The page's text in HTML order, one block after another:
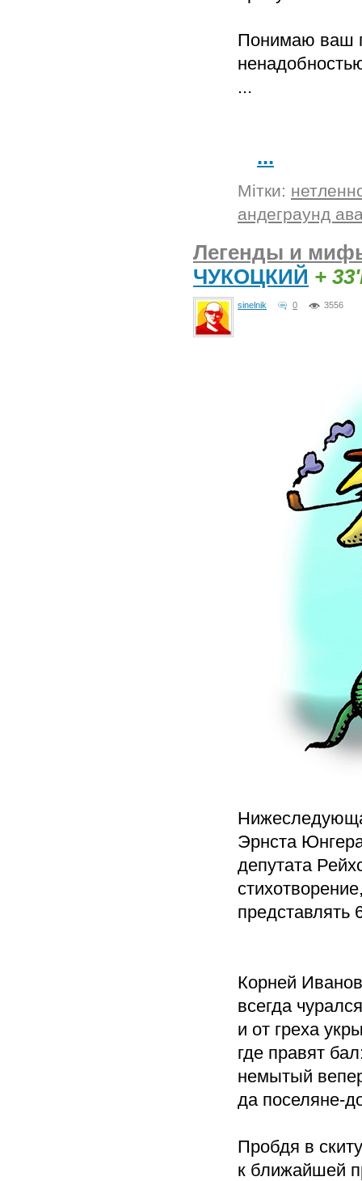
Понимаю ваш
...
...
Мітки:
андеграунд
Легенды и
ЧУКОЦКИЙ +
sinelnik 0 3556
Эрнста
депутата
представлять
Корней
всегда
и от греха
где правят
немытый
да поселяне-
Пробдя в
к ближайшей